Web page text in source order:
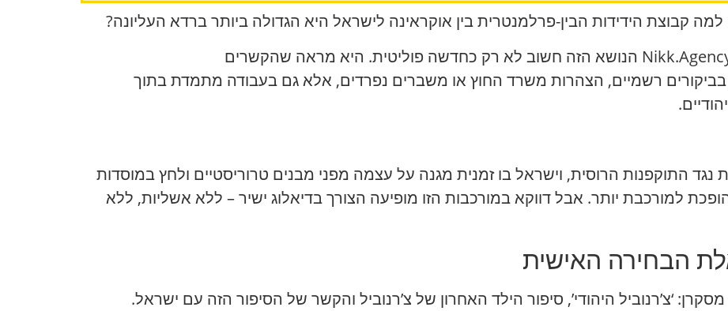
קבוצת הידידות הבין-פרלמנטרית בין אוקראינה לישראל היא הגדולה ביותר ברדא העליונה?
| Nikk.Agency הנושא הזה חשוב לא רק כחדשה פוליטית. היא מראה שהקשרים
רשמיים, הצהרות משרד החוץ או משברים נפרדים, אלא גם בעבודה מתמדת בתוך
נגד התוקפנות הרוסית, וישראל בו זמנית מגנה על עצמה מפני מבנים טרוריסטיים ולחץ במוסדות
למורכבת יותר. אבל דווקא במורכבות הזו מופיעה הצורך בדיאלוג ישיר – ללא אשליות, ללא
הבחירה האישית
‘צ’רנוביל היהודי’, סיפור הילד האחרון של צ’רנוביל והקשר של הסיפור הזה עם ישראל.